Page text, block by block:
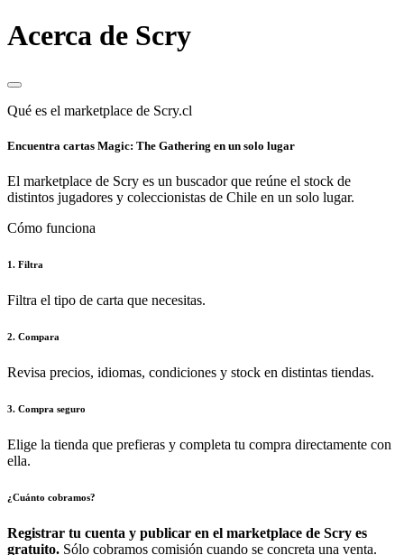
Acerca de Scry
Qué es el marketplace de Scry.cl
Encuentra cartas Magic: The Gathering en un solo lugar
El marketplace de Scry es un buscador que reúne el stock de
distintos jugadores y coleccionistas de Chile en un solo lugar.
Cómo funciona
1. Filtra
Filtra el tipo de carta que necesitas.
2. Compara
Revisa precios, idiomas, condiciones y stock en distintas tiendas.
3. Compra seguro
Elige la tienda que prefieras y completa tu compra directamente con
ella.
¿Cuánto cobramos?
Registrar tu cuenta y publicar en el marketplace de Scry es
gratuito. Sólo cobramos comisión cuando se concreta una venta.